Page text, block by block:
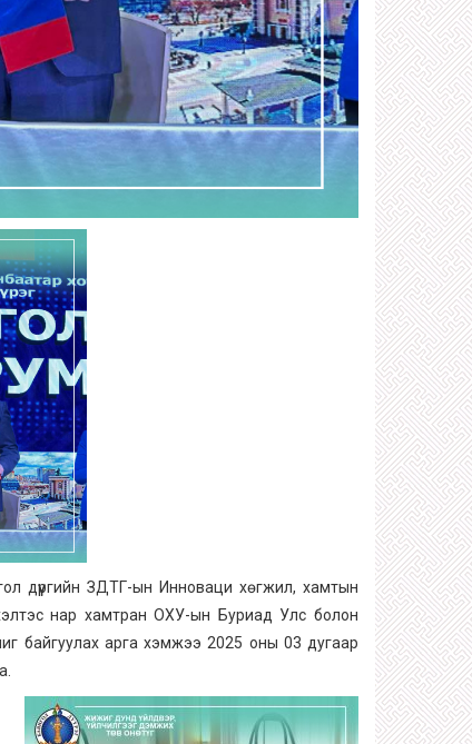
дүүргийн ЗДТГ-ын Инноваци хөгжил, хамтын
нар хамтран ОХУ-ын Буриад Улс болон
байгуулах арга хэмжээ 2025 оны 03 дугаар